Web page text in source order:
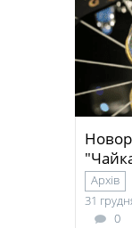
Архів
31
0